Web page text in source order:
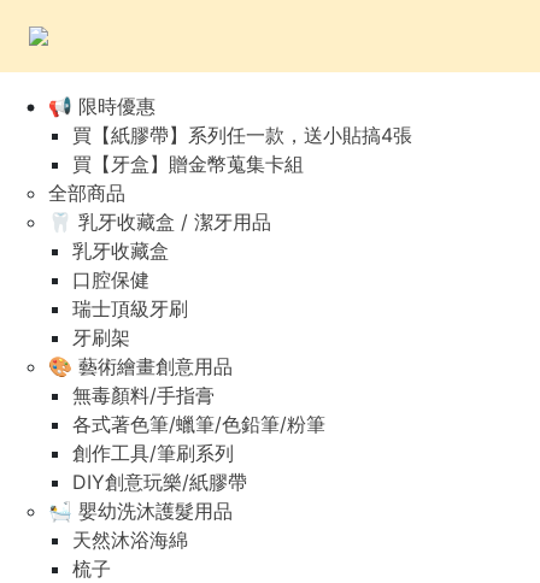
📢 限時優惠
買【紙膠帶】系列任一款，送小貼搞4張
買【牙盒】贈金幣蒐集卡組
全部商品
🦷 乳牙收藏盒 / 潔牙用品
乳牙收藏盒
口腔保健
瑞士頂級牙刷
牙刷架
🎨 藝術繪畫創意用品
無毒顏料/手指膏
各式著色筆/蠟筆/色鉛筆/粉筆
創作工具/筆刷系列
DIY創意玩樂/紙膠帶
🛀 嬰幼洗沐護髮用品
天然沐浴海綿
梳子